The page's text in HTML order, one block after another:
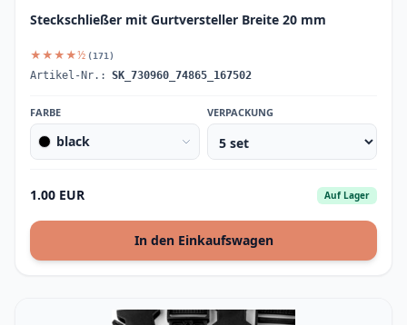
Steckschließer mit Gurtversteller Breite 20 mm
★★★★½ (171)
Artikel-Nr.: SK_730960_74865_167502
FARBE
black
VERPACKUNG
1.00 EUR Auf Lager
In den Einkaufswagen